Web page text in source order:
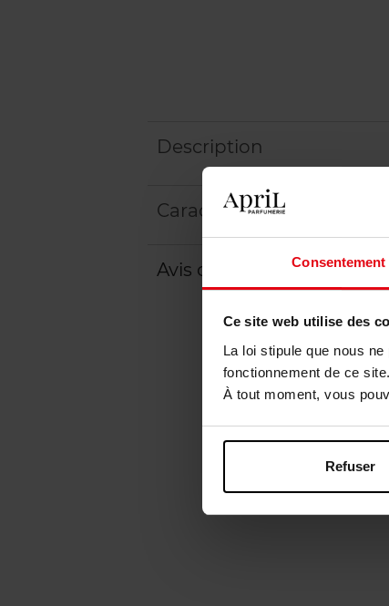
Consentement
Ce site web utilise des
La loi stipule que nous
fonctionnement de ce
À tout moment, vous
Refuser
Description
Caractéristiques
Avis client Politique relative